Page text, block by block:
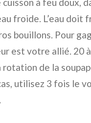
à feu doux,
froide. L’eau doit
bouillons. Pour
est votre allié. 20
de la
utilisez 3 fois le